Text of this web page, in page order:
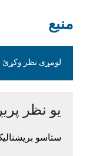
منبع
لومړی نظر وکړئ
یو نظر
ستاسو